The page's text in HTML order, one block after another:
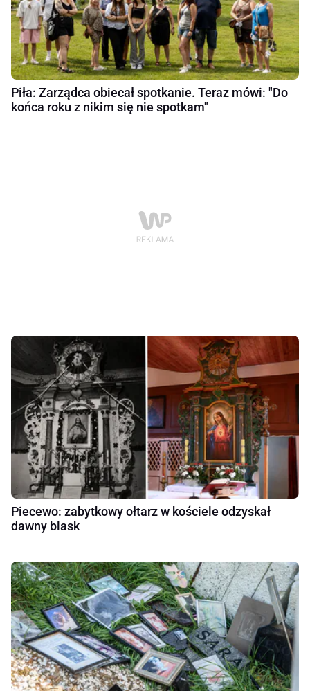
Piła: Zarządca obiecał spotkanie. Teraz mówi: "Do
końca roku z nikim się nie spotkam"
Piecewo: zabytkowy ołtarz w kościele odzyskał
dawny blask